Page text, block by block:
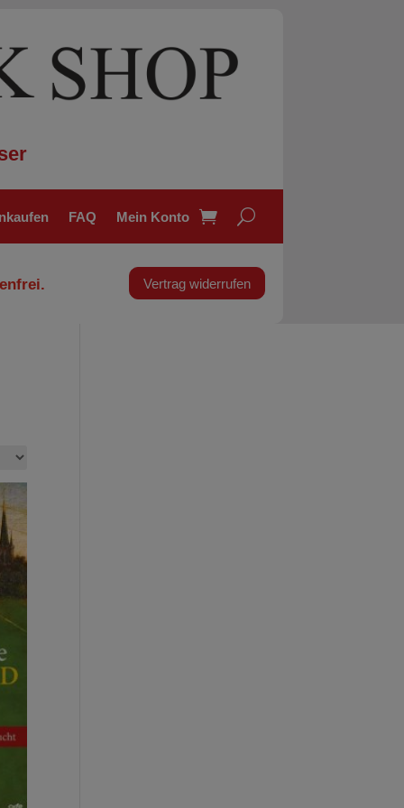
FAQ Mein Konto
Vertrag widerrufen